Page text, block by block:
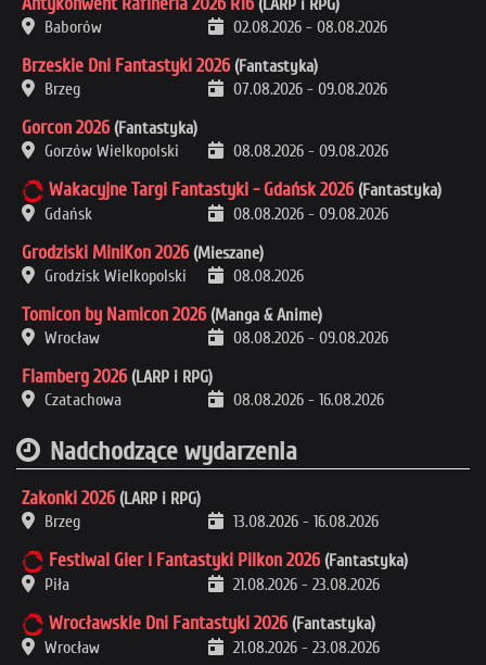
(LARP i RPG)
Baborów
02.08.2026 - 08.08.2026
Brzeskie Dni Fantastyki 2026 (Fantastyka)
Brzeg
07.08.2026 - 09.08.2026
Gorcon 2026 (Fantastyka)
Gorzów Wielkopolski
08.08.2026 - 09.08.2026
Wakacyjne Targi Fantastyki - Gdańsk 2026 (Fantastyka)
Gdańsk
08.08.2026 - 09.08.2026
Grodziski MiniKon 2026 (Mieszane)
Grodzisk Wielkopolski
08.08.2026
Tomicon by Namicon 2026 (Manga & Anime)
Wrocław
08.08.2026 - 09.08.2026
Flamberg 2026 (LARP i RPG)
Czatachowa
08.08.2026 - 16.08.2026
Nadchodzące wydarzenia
Zakonki 2026 (LARP i RPG)
Brzeg
13.08.2026 - 16.08.2026
Festiwal Gier i Fantastyki Pilkon 2026 (Fantastyka)
Piła
21.08.2026 - 23.08.2026
Wrocławskie Dni Fantastyki 2026 (Fantastyka)
Wrocław
21.08.2026 - 23.08.2026